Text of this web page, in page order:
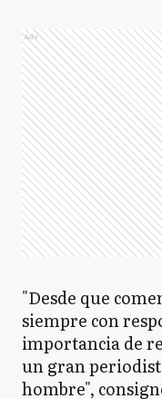
Ads
"Desde que
siempre con
importancia de
un gran
hombre",